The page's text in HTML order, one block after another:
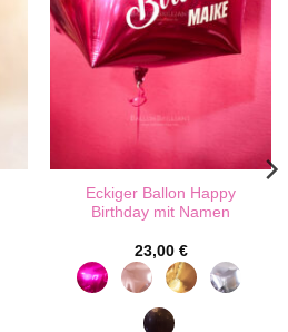
Eckiger Ballon Happy
Birthday mit Namen
23,00 €